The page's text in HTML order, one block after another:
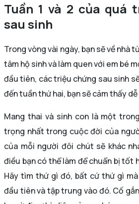
Tuần 1 và 2 của quá
sau sinh
Trong vòng vài ngày, bạn sẽ về nhà
tâm hộ sinh và làm quen với em bé
đầu tiên, các triệu chứng sau sinh
đến tuần thứ hai, bạn sẽ cảm thấy
Mang thai và sinh con là một
trọng nhất trong cuộc đời của
của mỗi người đôi chút sẽ khác
điều bạn có thể làm để chuẩn bị tốt
Hãy tìm thứ gì đó, bất cứ thứ gì
đầu tiên và tập trung vào đó. Cố